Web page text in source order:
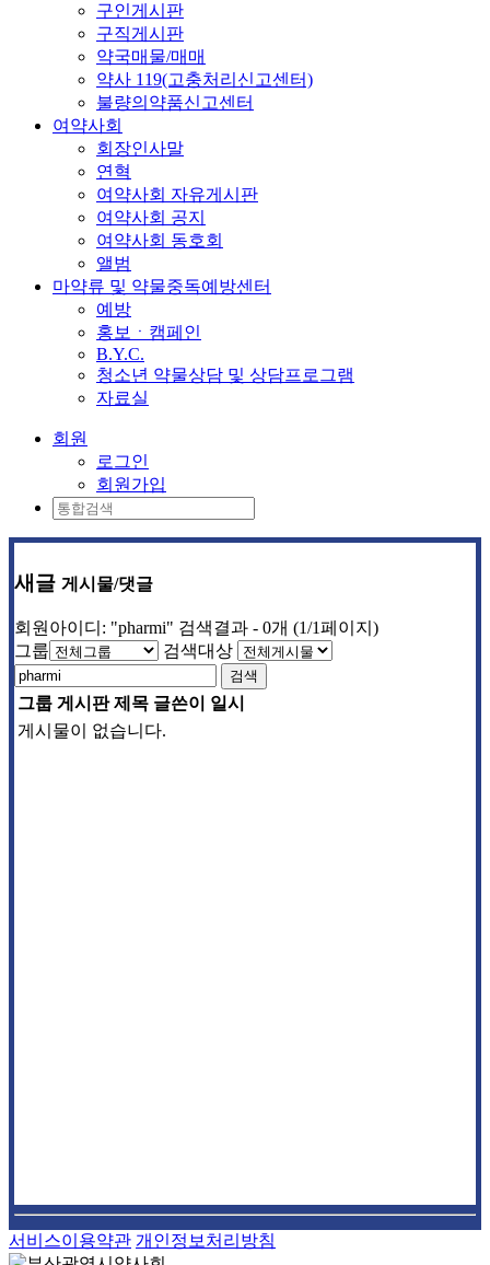
구인게시판
구직게시판
약국매물/매매
약사 119(고충처리신고센터)
불량의약품신고센터
여약사회
회장인사말
연혁
여약사회 자유게시판
여약사회 공지
여약사회 동호회
앨범
마약류 및 약물중독예방센터
예방
홍보ㆍ캠페인
B.Y.C.
청소년 약물상담 및 상담프로그램
자료실
회원
로그인
회원가입
새글 게시물/댓글
회원아이디: "pharmi" 검색결과 - 0개 (1/1페이지)
그룹
검색대상
검색
그룹 게시판 제목 글쓴이
일시
게시물이 없습니다.
서비스이용약관 개인정보처리방침